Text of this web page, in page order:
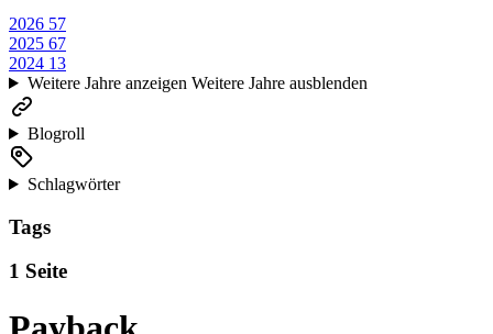
2026 57
2025 67
2024 13
Weitere Jahre anzeigen Weitere Jahre ausblenden
Blogroll
Schlagwörter
Tags
1 Seite